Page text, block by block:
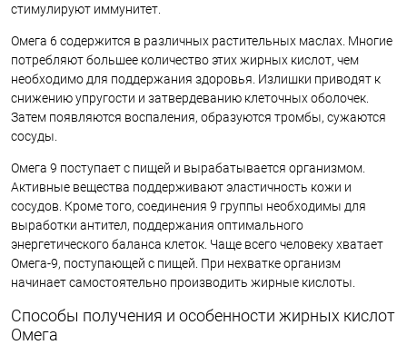
стимулируют иммунитет.
Омега 6 содержится в различных растительных маслах. Многие
потребляют большее количество этих жирных кислот, чем
необходимо для поддержания здоровья. Излишки приводят к
снижению упругости и затвердеванию клеточных оболочек.
Затем появляются воспаления, образуются тромбы, сужаются
сосуды.
Омега 9 поступает с пищей и вырабатывается организмом.
Активные вещества поддерживают эластичность кожи и
сосудов. Кроме того, соединения 9 группы необходимы для
выработки антител, поддержания оптимального
энергетического баланса клеток. Чаще всего человеку хватает
Омега-9, поступающей с пищей. При нехватке организм
начинает самостоятельно производить жирные кислоты.
Способы получения и особенности жирных кислот
Омега